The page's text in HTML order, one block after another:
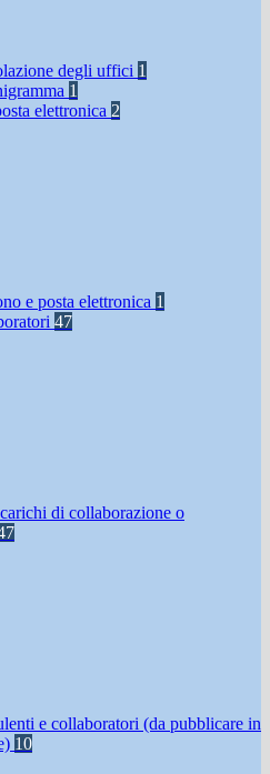
degli uffici 1
1
elettronica 2
e posta elettronica 1
47
di collaborazione o
e collaboratori (da pubblicare in
10